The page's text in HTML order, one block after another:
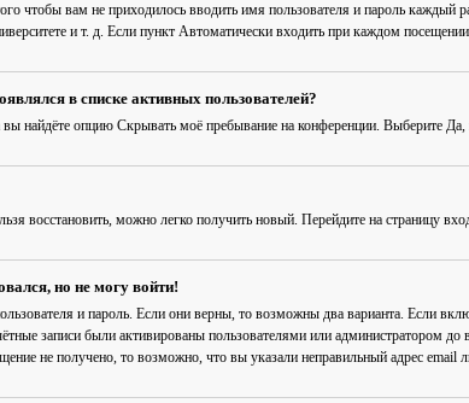
чтобы вам не приходилось вводить имя пользователя и пароль
и т. д. Если пункт Автоматически входить при каждом посещении
в списке активных пользователей?
вы найдёте опцию Скрывать моё пребывание на конференции. Выберите Да,
восстановить, можно легко получить новый. Перейдите на страницу
но не могу войти!
и пароль. Если они верны, то возможны два варианта. Если
записи были активированы пользователями или администратором
не получено, то возможно, что вы указали неправильный адрес